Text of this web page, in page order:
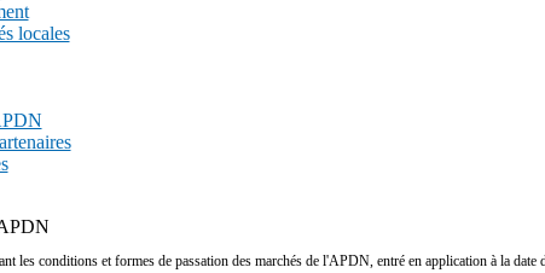
locales
les conditions et formes de passation des marchés de l'APDN, entré en application à la